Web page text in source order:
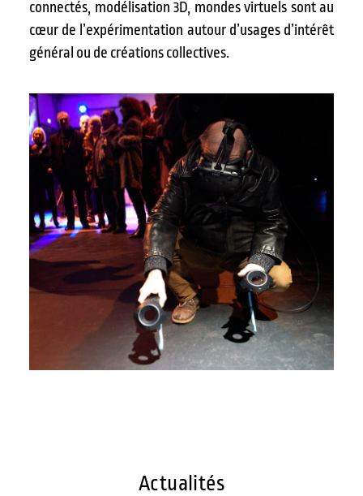
connectés, modélisation 3D, mondes virtuels sont au
cœur de l’expérimentation autour d’usages d’intérêt
général ou de créations collectives.
Actualités